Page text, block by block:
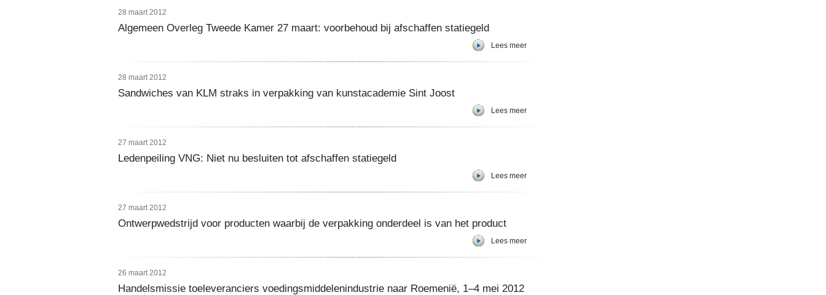
28 maart 2012
Algemeen Overleg Tweede Kamer 27 maart: voorbehoud bij afschaffen statiegeld
Lees meer
28 maart 2012
Sandwiches van KLM straks in verpakking van kunstacademie Sint Joost
Lees meer
27 maart 2012
Ledenpeiling VNG: Niet nu besluiten tot afschaffen statiegeld
Lees meer
27 maart 2012
Ontwerpwedstrijd voor producten waarbij de verpakking onderdeel is van het product
Lees meer
26 maart 2012
Handelsmissie toeleveranciers voedingsmiddelenindustrie naar Roemenië, 1–4 mei 2012